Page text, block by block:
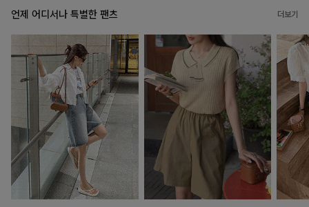
언제 어디서나 특별한 팬츠 더보기